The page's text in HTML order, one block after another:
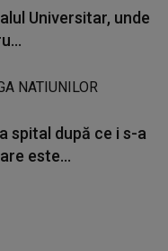
Universitar, unde
spital după ce i s-a
este...